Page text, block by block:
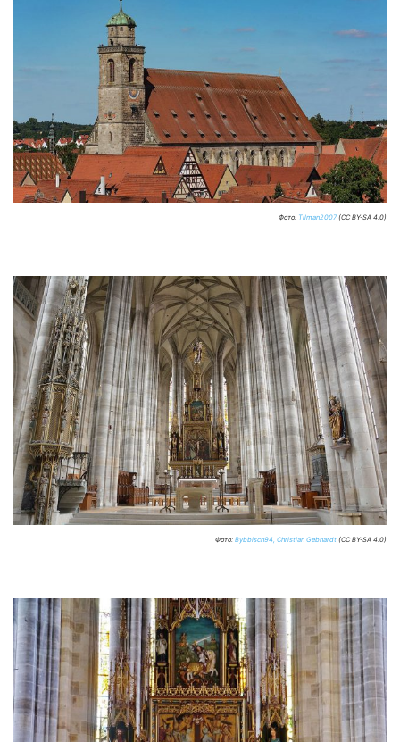
Фото: Tilman2007(CC BY-SA 4.0)
Фото: Bybbisch94, Christian Gebhardt (CC BY-SA 4.0)